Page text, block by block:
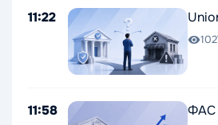
11:22
11:58 ФАС